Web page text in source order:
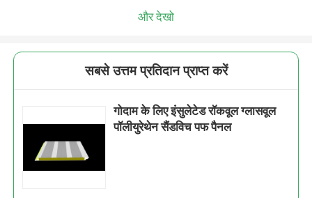
और देखो
सबसे उत्तम प्रतिदान प्राप्त करें
गोदाम के लिए इंसुलेटेड रॉकवूल ग्लासवूल
पॉलीयुरेथेन सैंडविच पफ पैनल